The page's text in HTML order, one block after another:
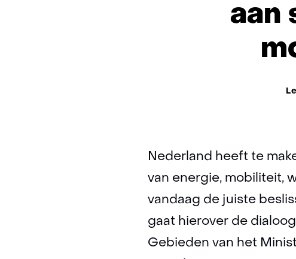
aan
Nederland heeft te
van energie, mobiliteit,
vandaag de juiste
gaat hierover de
Gebieden van het